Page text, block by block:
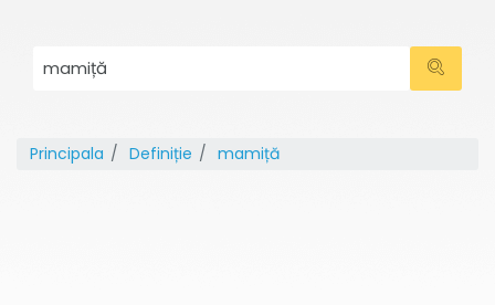
Principala Definiție mamiță